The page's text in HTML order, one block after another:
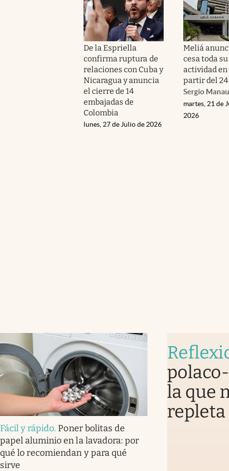
De la Espriella
confirma ruptura de
relaciones con Cuba y
Nicaragua y anuncia
el cierre de 14
embajadas de
Colombia
lunes, 27 de Julio de 2026
Meliá
cesa toda su
actividad en
partir del
Sergio
martes, 21 de
2026
Fácil y rápido. Poner bolitas de
papel aluminio en la lavadora: por
qué lo recomiendan y para qué
sirve
la que
repleta